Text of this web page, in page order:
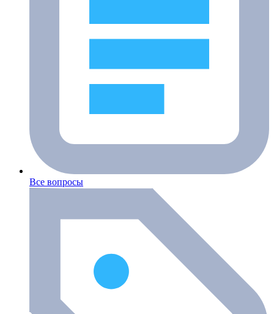
Все вопросы